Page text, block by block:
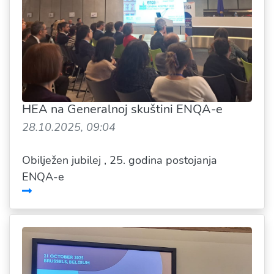
HEA na Generalnoj skuštini ENQA-e
28.10.2025, 09:04
Obilježen jubilej , 25. godina postojanja
ENQA-e